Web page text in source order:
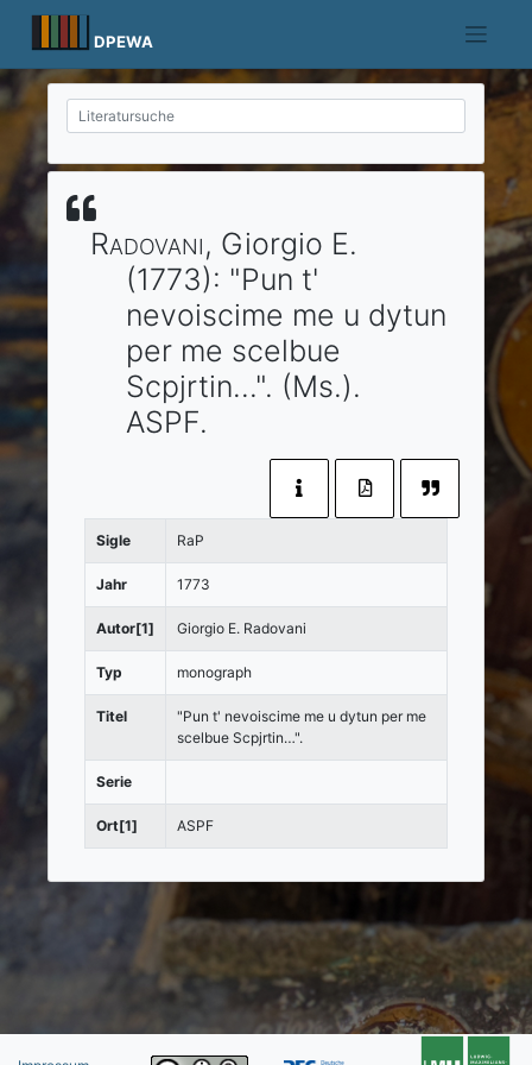
content
DPEWA
Radovani, Giorgio E.
(1773): "Pun t'
nevoiscime me u dytun
per me scelbue
Scpjrtin…". (Ms.).
ASPF.
Sigle RaP
Jahr 1773
Autor[1] Giorgio E. Radovani
Typ monograph
Titel
"Pun t' nevoiscime me u dytun per me
scelbue Scpjrtin…".
Serie
Ort[1] ASPF